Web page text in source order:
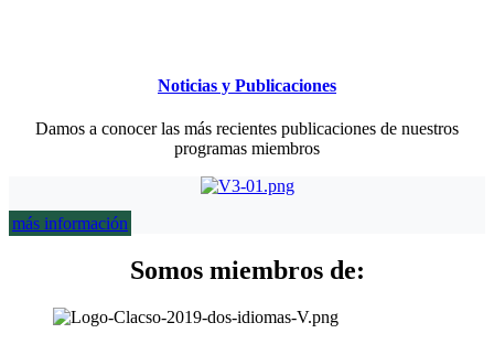
Noticias y Publicaciones
Damos a conocer las más recientes publicaciones de nuestros
programas miembros
más información
Somos miembros de: